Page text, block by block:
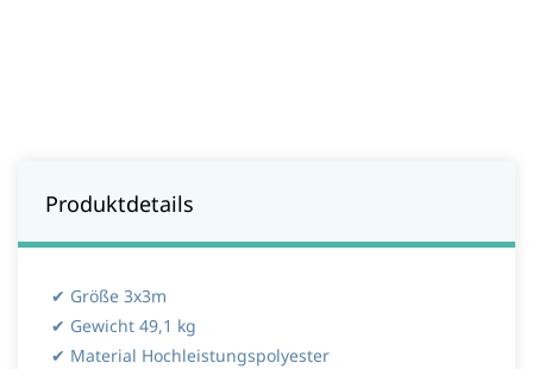
Produktdetails
✔ Größe 3x3m
✔ Gewicht 49,1 kg
✔ Material Hochleistungspolyester